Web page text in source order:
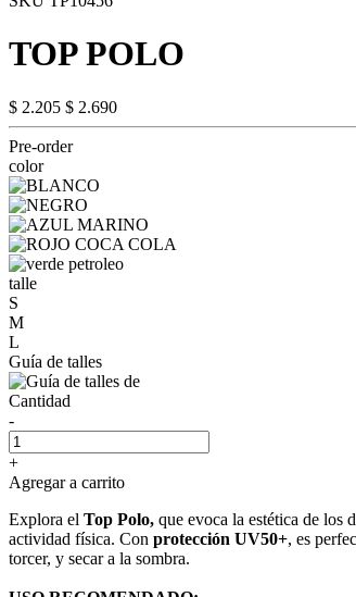
TOP POLO
$ 2.205 $ 2.690
Pre-order
color
talle
S
M
L
Guía de talles
Cantidad
-
+
Agregar a carrito
Explora el Top Polo, que evoca la estética de los
actividad física. Con protección UV50+, es
torcer, y secar a la sombra.